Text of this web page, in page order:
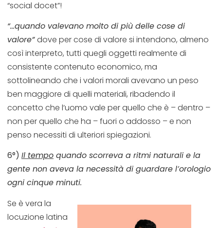
“social docet”!
“…quando valevano molto di più delle cose di
valore”dove per cose di valore si intendono, almeno
così interpreto, tutti quegli oggetti realmente di
consistente contenuto economico, ma
sottolineando che i valori morali avevano un peso
ben maggiore di quelli materiali, ribadendo il
concetto che l’uomo vale per quello che è – dentro –
non per quello che ha – fuori o addosso – e non
penso necessiti di ulteriori spiegazioni.
6°) Il tempo quando scorreva a ritmi naturali e la
gente non aveva la necessità di guardare l’orologio
ogni cinque minuti.
Se è vera la
locuzione latina